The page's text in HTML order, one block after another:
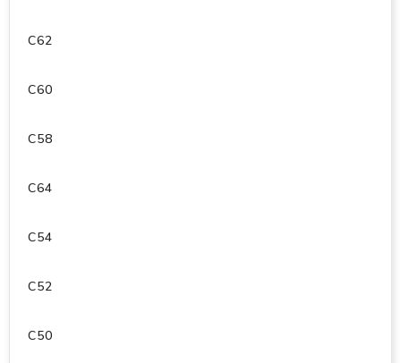
C62
C60
C58
C64
C54
C52
C50